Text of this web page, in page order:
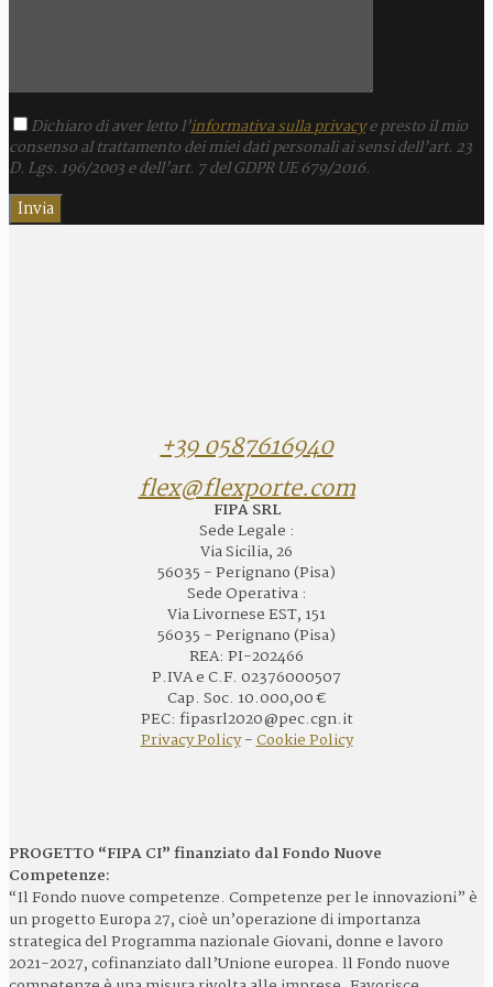
Dichiaro di aver letto l’informativa sulla privacye presto il mio
consenso al trattamento dei miei dati personali ai sensi dell’art. 23
D. Lgs. 196/2003 e dell’art. 7 del GDPR UE 679/2016.
+39 0587616940
flex@flexporte.com
FIPA SRL
Sede Legale :
Via Sicilia, 26
56035 - Perignano (Pisa)
Sede Operativa :
Via Livornese EST, 151
56035 - Perignano (Pisa)
REA: PI-202466
P.IVA e C.F. 02376000507
Cap. Soc. 10.000,00 €
PEC: fipasrl2020@pec.cgn.it
Privacy Policy-Cookie Policy
PROGETTO “FIPA CI” finanziato dal Fondo Nuove
Competenze:
“Il Fondo nuove competenze. Competenze per le innovazioni” è
un progetto Europa 27, cioè un’operazione di importanza
strategica del Programma nazionale Giovani, donne e lavoro
2021-2027, cofinanziato dall’Unione europea. ll Fondo nuove